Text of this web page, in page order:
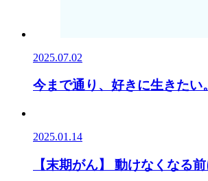
2025.07.02
今まで通り、好きに生きたい。
2025.01.14
【末期がん】 動けなくなる前